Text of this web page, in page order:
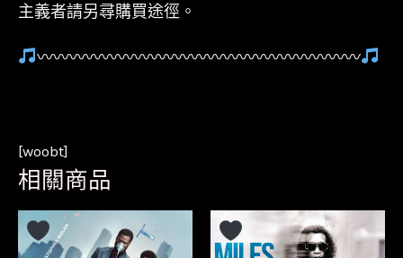
主義者請另尋購買途徑。
〰〰〰〰〰〰〰〰〰〰〰〰〰〰〰〰〰〰〰〰
[woobt]
相關商品